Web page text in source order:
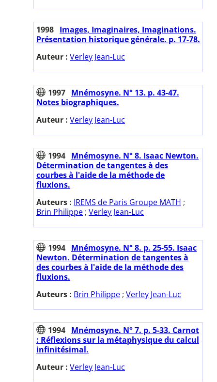
1998 Images, Imaginaires, Imaginations.
Présentation historique générale. p. 17-78.
Auteur : Verley Jean-Luc
1997 Mnémosyne. N° 13. p. 43-47.
Notes biographiques.
Auteur : Verley Jean-Luc
1994 Mnémosyne. N° 8. Isaac Newton.
Détermination de tangentes à des
courbes à l'aide de la méthode de
fluxions.
Auteurs : IREMS de Paris Groupe MATH ;
Brin Philippe ; Verley Jean-Luc
1994 Mnémosyne. N° 8. p. 25-55. Isaac
Newton. Détermination de tangentes à
des courbes à l'aide de la méthode des
fluxions.
Auteurs : Brin Philippe ; Verley Jean-Luc
1994 Mnémosyne. N° 7. p. 5-33. Carnot
: Réflexions sur la métaphysique du calcul
infinitésimal.
Auteur : Verley Jean-Luc